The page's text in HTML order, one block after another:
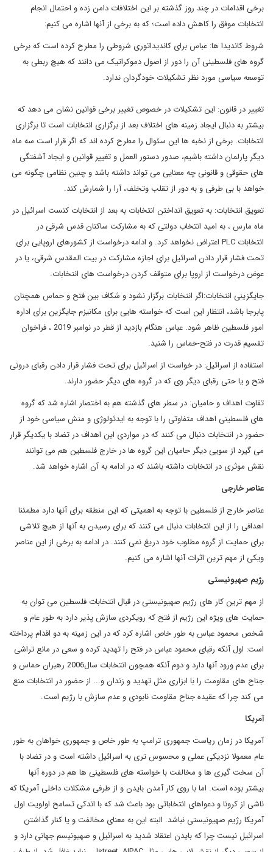
برخی اقدامات در چند روز گذشته بر این اختلافات دامن زده و احتمال انجام
انتخابات موفق را کاهش داده است؛ که به برخی از آنها اشاره می کنیم:
شروط کاندیدا ها: عباس برای کاندیداتوری شروطی را مطرح کرده است که برخی
گروه های فلسطینی آن را دور از اصول دموکراتیک می دانند که هیچ ربطی به
توسعه سیاسی مورد نظر تشکیلات خودگردان ندارد.
تغییر در قانون: این تشکیلات در خصوص تغییر برخی قوانین نشان می دهد که
بیشتر به دنبال ایجاد زمینه های اختلاف بعد از برگزاری انتخابات است تا برگزاری
انتخابات. برخی از نخبه ها این سئوال را مطرح کرده اند که اگر قرار است سه ماه
دیگر پارلمان داشته باشیم، صدور دستور العمل و تغییر قوانین و ایجاد آشفتگی
های حقوقی و قانونی چه معنایی می تواند داشته باشد و چنین نظامی چگونه می
خواهد با بی طرفی و به دور از تقلب وتخلف، آرا را شمارش کند.
تعویق انتخابات: به تعویق انداختن انتخابات به بعد از انتخابات کنست اسرائیل در
ماه مارس ، به امید انتخاب دولتی که به مشارکت ساکنان قدس شرقی در
انتخابات PLC اعتراض نخواهد کرد. و ادامه درخواست از کشورهای اروپایی برای
تحت فشار قرار دادن اسرائیل برای اجازه مشارکت در بیت المقدس شرقی، یا در
عوض درخواست از اروپا برای متوقف کردن درخواست های انتخابات.
جایگزینی انتخابات:اگر انتخابات برگزار نشود و شکاف بین فتح و حماس همچنان
پابرجا باشد، انتظار این است که خواسته هایی برای مکانیزم جایگزین برای اداره
امور فلسطین ظاهر شود. عباس هنگام بازدید از قطر در نوامبر 2019 ، فراخوان
تقسیم قدرت در فتح-حماس را شنید.
استفاده از اسرائیل: در خواست از اسرائیل برای تحت فشار قرار دادن رقبای درونی
فتح و یا حتی رقبای دیگر وی که در گروه های دیگر حضور دارند.
تفاوت اهداف و حامیان: در سطر های گذشته هم به اختصار اشاره شد که گروه
های فلسطینی اهداف متفاوتی را با توجه به ایدئولوژی و منش سیاسی خود از
حضور در انتخابات دنبال می کنند که در مواردی این اهداف در تضاد با یکدیگر قرار
می گیرد از سویی دیگر حامیان این گروه ها در خارج فلسطین هم می توانند
نقش موثری در انتخابات داشته باشند که در ادامه به آن اشاره خواهد شد.
عناصر خارجی
عناصر خارج از فلسطین با توجه به اهمیتی که این منطقه برای آنها دارد مطمئنا
اهدافی را از این انتخابات دنبال می کنند که برای رسیدن به آنها از هیچ تلاشی
برای حمایت از گروه مطلوب خود دریغ نمی کنند. در ادامه به برخی از این عناصر
ویکی از مهم ترین اثرات آنها اشاره می کنیم.
رژیم صهیونیستی
از مهم ترین کار های رژیم صهیونیستی در قبال انتخابات فلسطین می توان به
حمایت های ویژه این رژیم از فتح که رویکردی سازش پذیر دارد به طور عام و
شخص محمود عباس به طور خاص اشاره کرد که در این زمینه به دو اقدام پرداخته
است: اول آنکه رقبای محمود عباس در فتح را تهدید کرده و سعی در مانع تراشی
برای عدم ورود آنها دارد و دوم آنکه همچون انتخابات سال2006 رهبران حماس و
جناح های مقاومت را با ابزاری مثل تهدید و زندان و... از حضور در انتخابات منع
می کند چرا که عقیده جناح مقاومت نابودی و عدم سازش با رژیم است.
آمریکا
آمریکا در زمان ریاست جمهوری ترامپ به طور خاص و جمهوری خواهان به طور
عام معمولا نزدیکی عملی و محسوس تری به اسرائیل داشته است و در تضاد با
آن سخت گیری ها و مخالفت با خواسته های فلسطینی ها هم در دوره آنها
بیشتر بوده است. اما با روی کار آمدن بایدن و از طرفی مشکلات داخلی آمریکا که
ناشی از کرونا و دعواهای انتخاباتی بود باعث شد که با اندکی تسامح اولویت اول
آمریکا رژیم صهیونیستی نباشد. البته این به معنای مخالفت و یا کنار گذاشتن
اسرائیل نیست چرا که بایدن اعتقاد شدید به اسرائیل و صهیونیسم جهانی دارد و